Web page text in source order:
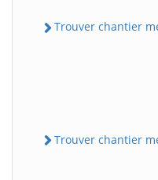
Trouver chantier
Trouver chantier